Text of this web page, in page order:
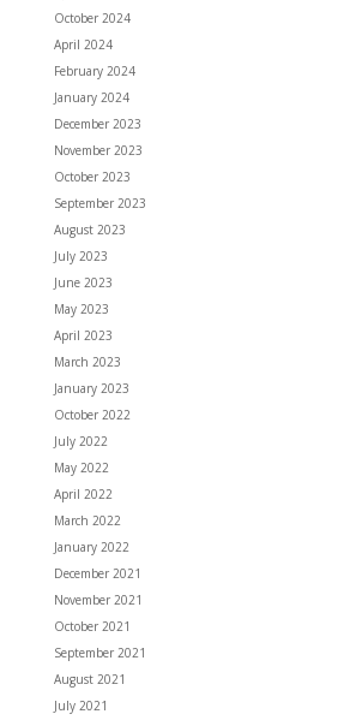
October 2024
April 2024
February 2024
January 2024
December 2023
November 2023
October 2023
September 2023
August 2023
July 2023
June 2023
May 2023
April 2023
March 2023
January 2023
October 2022
July 2022
May 2022
April 2022
March 2022
January 2022
December 2021
November 2021
October 2021
September 2021
August 2021
July 2021